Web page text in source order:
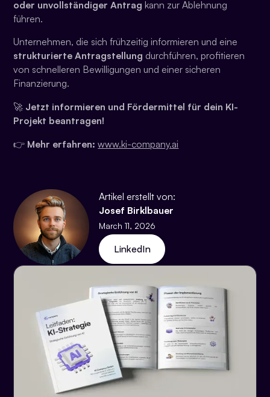
oder unvollständiger Antrag kann zur Ablehnung
führen.
Unternehmen, die sich frühzeitig informieren und eine
strukturierte Antragstellung durchführen, profitieren
von schnelleren Bewilligungen und einer sicheren
Finanzierung.
🚀 Jetzt informieren und Fördermittel für dein KI-
Projekt beantragen!
👉 Mehr erfahren: www.ki-company.ai
Artikel erstellt von:
Josef Birklbauer
March 11, 2026
LinkedIn